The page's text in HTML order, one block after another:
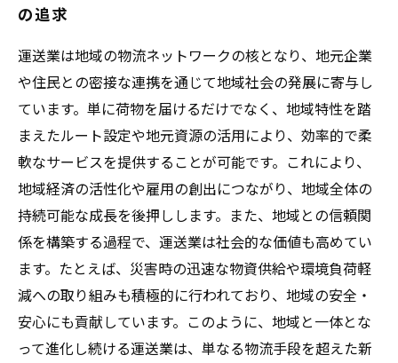
の追求
運送業は地域の物流ネットワークの核となり、地元企業
や住民との密接な連携を通じて地域社会の発展に寄与し
ています。単に荷物を届けるだけでなく、地域特性を踏
まえたルート設定や地元資源の活用により、効率的で柔
軟なサービスを提供することが可能です。これにより、
地域経済の活性化や雇用の創出につながり、地域全体の
持続可能な成長を後押しします。また、地域との信頼関
係を構築する過程で、運送業は社会的な価値も高めてい
ます。たとえば、災害時の迅速な物資供給や環境負荷軽
減への取り組みも積極的に行われており、地域の安全・
安心にも貢献しています。このように、地域と一体とな
って進化し続ける運送業は、単なる物流手段を超えた新